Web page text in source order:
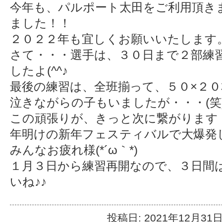
今年も、パルポート太田をご利用頂
ました！！
２０２２年も宜しくお願いいたします
さて・・・選手は、３０日まで２部
したよ(^^♪
最後の練習は、全班揃って、５０×２
泣きながらの子もいましたが・・・(
この頑張りが、きっと次に繋がります
年明けの新年フェスティバルで大爆発
みんなお疲れ様(*´ω｀*)
１月３日から練習再開なので、３日
いね♪♪
投稿日: 2021年12月31